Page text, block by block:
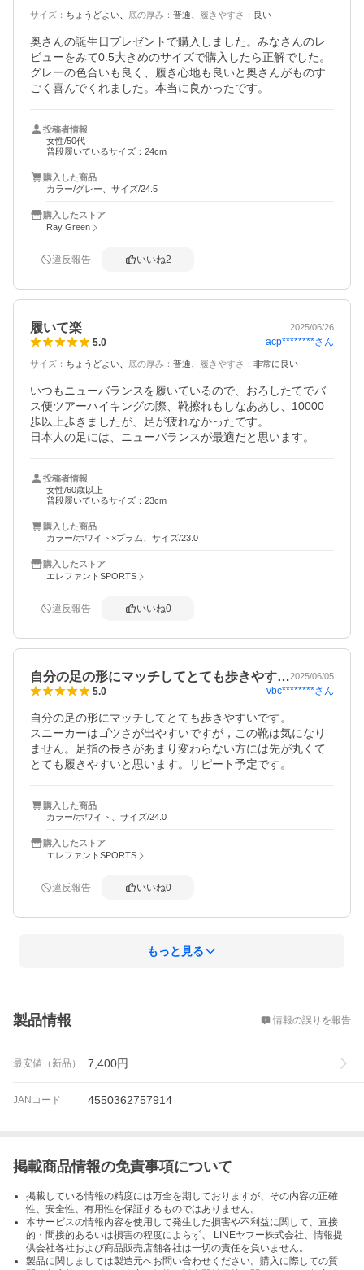
サイズ ： ちょうどよい 底の厚み ： 普通 履きやすさ ： 良い
奥さんの誕生日プレゼントで購入しました。みなさんのレ
ビューをみて0.5大きめのサイズで購入したら正解でした。
グレーの色合いも良く、履き心地も良いと奥さんがものす
ごく喜んでくれました。本当に良かったです。
投稿者情報
女性/50代
普段履いているサイズ：24cm
購入した商品
カラー/グレー、サイズ/24.5
購入したストア
Ray Green
違反報告 いいね2
履いて楽 2025/06/26
5.0 acp********さん
サイズ ： ちょうどよい 底の厚み ： 普通 履きやすさ ： 非常に良い
いつもニューバランスを履いているので、おろしたてでバ
ス便ツアーハイキングの際、靴擦れもしなああし、10000
歩以上歩きましたが、足が疲れなかったです。
日本人の足には、ニューバランスが最適だと思います。
投稿者情報
女性/60歳以上
普段履いているサイズ：23cm
購入した商品
カラー/ホワイト×プラム、サイズ/23.0
購入したストア
エレファントSPORTS
違反報告 いいね0
自分の足の形にマッチしてとても歩きやす…2025/06/05
5.0 vbc********さん
自分の足の形にマッチしてとても歩きやすいです。
スニーカーはゴツさが出やすいですが，この靴は気になり
ません。足指の長さがあまり変わらない方には先が丸くて
とても履きやすいと思います。リピート予定です。
購入した商品
カラー/ホワイト、サイズ/24.0
購入したストア
エレファントSPORTS
違反報告 いいね0
もっと見る
製品情報 情報の誤りを報告
最安値（新品） 7,400円
JANコード 4550362757914
掲載商品情報の免責事項について
掲載している情報の精度には万全を期しておりますが、その内容の正確
性、安全性、有用性を保証するものではありません。
本サービスの情報内容を使用して発生した損害や不利益に関して、直接
的・間接的あるいは損害の程度によらず、 LINEヤフー株式会社、情報提
供会社各社および商品販売店舗各社は一切の責任を負いません。
製品に関しましては製造元へお問い合わせください。購入に際しての質